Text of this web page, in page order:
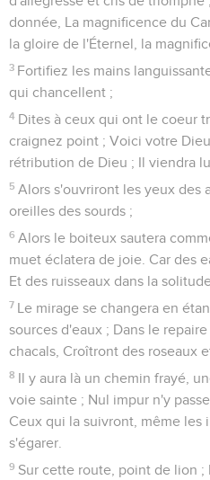
19
Où sont les dieux de Hamath
dieux de Sepharvaïm ? Ont-ils
délivré leur pays de ma main,
Jérusalem de ma main ?
21 Mais ils se turent, et ne lui
roi avait donné cet ordre :
Schebna, le secrétaire, et
vinrent auprès d'Ézéchias, les
rapportèrent les paroles de
Esaïe 37
Seuls les Évangiles sont disponibles en
Ézékias consulte le
1 Lorsque le roi Ézéchias eut
vêtements, se couvrit d'un sac,
l'Éternel.